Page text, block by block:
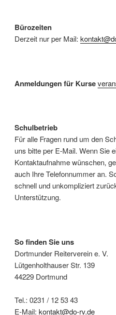
Bürozeiten
Derzeit nur per Mail:
Anmeldungen für Kurse
Schulbetrieb
Für alle Fragen rund um den
uns bitte per E-Mail. Wenn Sie
Kontaktaufnahme wünschen,
auch Ihre Telefonnummer an.
schnell und unkompliziert
Unterstützung.
So finden Sie uns
Dortmunder Reiterverein e. V.
Lütgenholthauser Str. 139
44229 Dortmund
Tel.: 0231 / 12 53 43
E-Mail: kontakt@do-rv.de